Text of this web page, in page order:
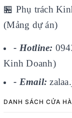
🏪 Phụ trách
(Mảng dự án)
- Hotline:
Kinh Doanh)
- Email:
DANH SÁCH CỬA